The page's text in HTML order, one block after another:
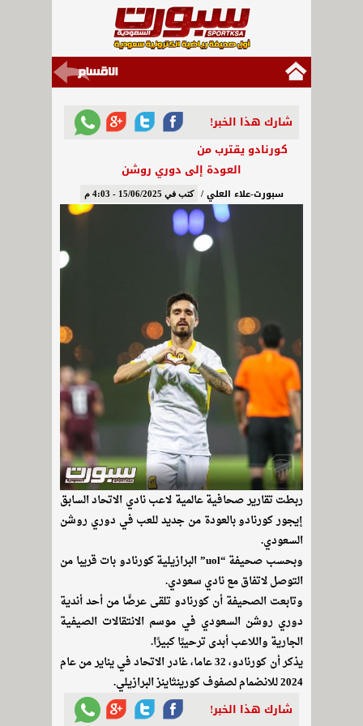
شارك هذا الخبر!
كورنادو يقترب من
العودة إلى دوري روشن
سبورت-علاء العلي / كتب في 15/06/2025 - 4:03 م
ربطت تقارير صحافية عالمية لاعب نادي الاتحاد السابق
إيجور كورنادو بالعودة من جديد للعب في دوري روشن
السعودي.
وبحسب صحيفة “uol” البرازيلية كورنادو بات قريبا من
التوصل لاتفاق مع نادي سعودي.
وتابعت الصحيفة أن كورنادو تلقى عرضًا من أحد أندية
دوري روشن السعودي في موسم الانتقالات الصيفية
الجارية واللاعب أبدى ترحيبًا كبيرًا.
يذكر أن كورنادو، 32 عاما، غادر الاتحاد في يناير من عام
2024 للانضمام لصفوف كورينثاينز البرازيلي.
شارك هذا الخبر!